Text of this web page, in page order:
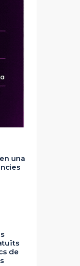
una
de